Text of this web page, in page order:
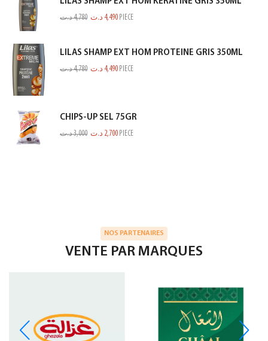
4,780د.ت 4,490 د.ت PIECE
LILAS SHAMP EXT HOM PROTEINE GRIS 350ML
4,780د.ت 4,490 د.ت PIECE
CHIPS-UP SEL 75GR
3,000د.ت 2,700 د.ت PIECE
NOS PARTENAIRES
VENTE PAR MARQUES